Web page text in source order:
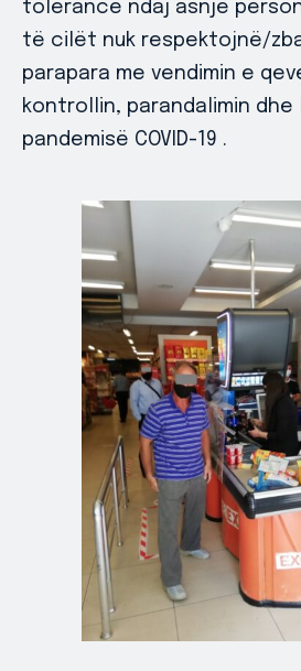
tolerancë ndaj asnjë
të cilët nuk respektojnë/
parapara me vendimin e
kontrollin, parandalimin dhe
pandemisë COVID-19 .